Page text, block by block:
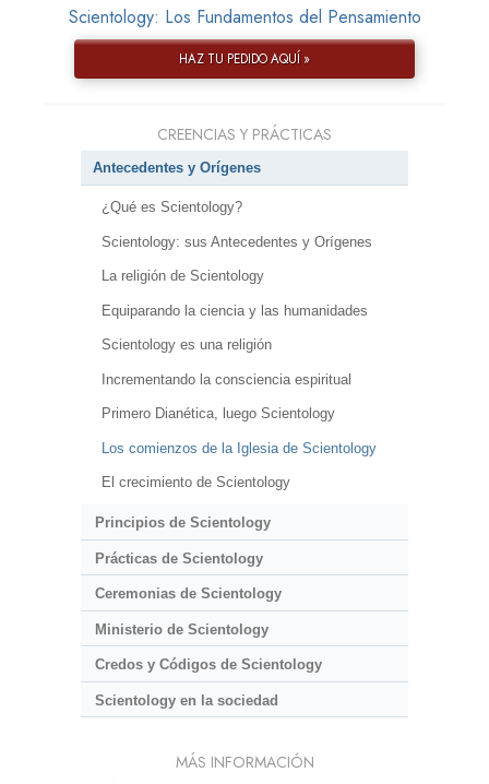
Scientology: Los Fundamentos del Pensamiento
HAZ TU PEDIDO AQUÍ »
CREENCIAS Y PRÁCTICAS
Antecedentes y Orígenes
¿Qué es Scientology?
Scientology: sus Antecedentes y Orígenes
La religión de Scientology
Equiparando la ciencia y las humanidades
Scientology es una religión
Incrementando la consciencia espiritual
Primero Dianética, luego Scientology
Los comienzos de la Iglesia de Scientology
El crecimiento de Scientology
Principios de Scientology
Prácticas de Scientology
Ceremonias de Scientology
Ministerio de Scientology
Credos y Códigos de Scientology
Scientology en la sociedad
MÁS INFORMACIÓN